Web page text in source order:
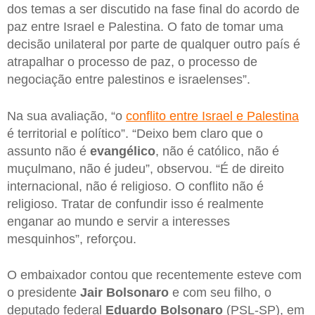
dos temas a ser discutido na fase final do acordo de
paz entre Israel e Palestina. O fato de tomar uma
decisão unilateral por parte de qualquer outro país é
atrapalhar o processo de paz, o processo de
negociação entre palestinos e israelenses”.
Na sua avaliação, “o conflito entre Israel e Palestina
é territorial e político”. “Deixo bem claro que o
assunto não é evangélico, não é católico, não é
muçulmano, não é judeu”, observou. “É de direito
internacional, não é religioso. O conflito não é
religioso. Tratar de confundir isso é realmente
enganar ao mundo e servir a interesses
mesquinhos”, reforçou.
O embaixador contou que recentemente esteve com
o presidente Jair Bolsonaro e com seu filho, o
deputado federal Eduardo Bolsonaro (PSL-SP), em